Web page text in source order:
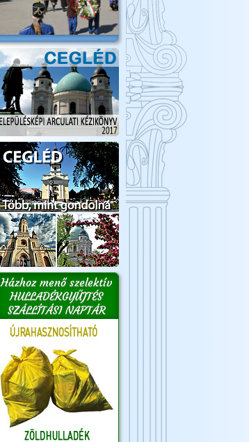
Házhoz menő szelektív
HULLADÉKGYŰJTÉS
SZÁLLÍTÁSI NAPTÁR